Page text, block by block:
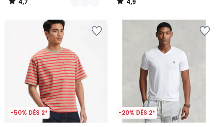
4,7
/
4,9
/
-50% DÈS 2* -20% DÈS 2*